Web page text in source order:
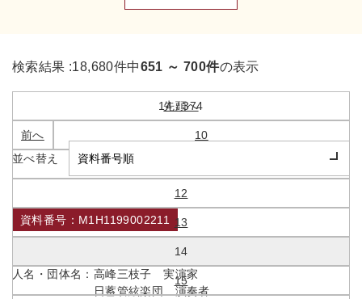
検索結果 :18,680件中651 ～ 700件の表示
14 / 374
先頭へ
前へ 10
12
13
14
15
並べ替え
資料番号：M1H1199002211
人名・団体名： 高峰三枝子 実演家
日蓄管絃楽団 演奏者